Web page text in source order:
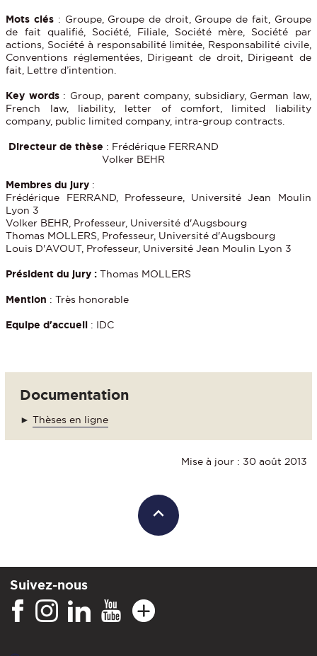
Mots clés : Groupe, Groupe de droit, Groupe de fait, Groupe
de fait qualifié, Société, Filiale, Société mère, Société par
actions, Société à responsabilité limitée, Responsabilité civile,
Conventions réglementées, Dirigeant de droit, Dirigeant de
fait, Lettre d’intention.
Key words: Group, parent company, subsidiary, German law,
French law, liability, letter of comfort, limited liability
company, public limited company, intra-group contracts.
Directeur de thèse : Frédérique FERRAND
Volker BEHR
Membres du jury :
Frédérique FERRAND, Professeure, Université Jean Moulin
Lyon 3
Volker BEHR, Professeur, Université d'Augsbourg
Thomas MOLLERS, Professeur, Université d'Augsbourg
Louis D'AVOUT, Professeur, Université Jean Moulin Lyon 3
Président du jury :Thomas MOLLERS
Mention : Très honorable
Equipe d'accueil : IDC
Documentation
► Thèses en ligne
Mise à jour : 30 août 2013
Suivez-nous